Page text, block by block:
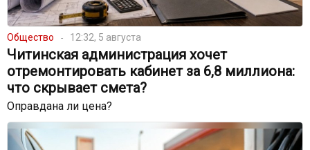
Общество 12:32, 5 августа
Читинская администрация хочет
отремонтировать кабинет за 6,8 миллиона:
что скрывает смета?
Оправдана ли цена?